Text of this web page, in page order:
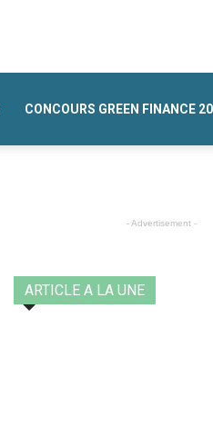
CONCOURS GREEN FINANCE
- Advertisement -
ARTICLE A LA UNE